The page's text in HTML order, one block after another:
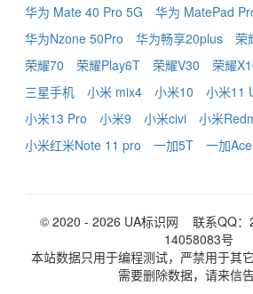
华为 Mate 40 Pro 5G
华为 MatePad
华为Nzone 50Pro
华为畅享20plus 荣
荣耀70
荣耀Play6T 荣耀V30 荣耀
三星手机
小米 mix4 小米10 小米11
小米13 Pro
小米9 小米civi
小米
小米红米Note 11 pro
一加5T 一加
© 2020 - 2026 UA标识网 联系QQ
14058083号
本站数据只用于编程测试，严禁用于其
需要删除数据，请来信告